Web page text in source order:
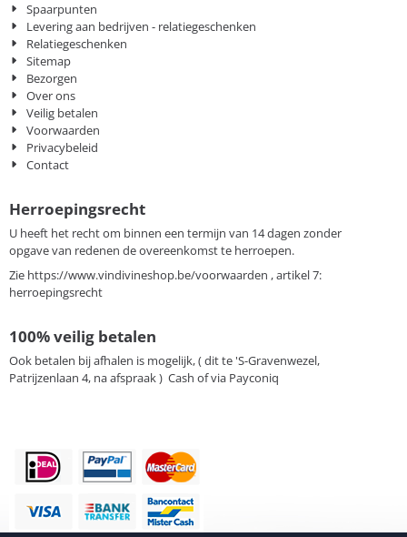
Spaarpunten
Levering aan bedrijven - relatiegeschenken
Relatiegeschenken
Sitemap
Bezorgen
Over ons
Veilig betalen
Voorwaarden
Privacybeleid
Contact
Herroepingsrecht
U heeft het recht om binnen een termijn van 14 dagen zonder
opgave van redenen de overeenkomst te herroepen.
Zie https://www.vindivineshop.be/voorwaarden , artikel 7:
herroepingsrecht
100% veilig betalen
Ook betalen bij afhalen is mogelijk, ( dit te 'S-Gravenwezel,
Patrijzenlaan 4, na afspraak ) Cash of via Payconiq